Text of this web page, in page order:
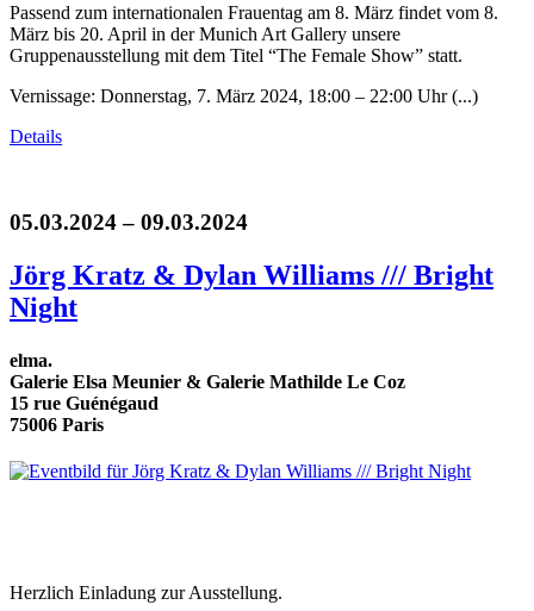
Passend zum internationalen Frauentag am 8. März findet vom 8.
März bis 20. April in der Munich Art Gallery unsere
Gruppenausstellung mit dem Titel “The Female Show” statt.
Vernissage: Donnerstag, 7. März 2024, 18:00 – 22:00 Uhr (...)
Details
05.03.2024 – 09.03.2024
Jörg Kratz & Dylan Williams /// Bright
Night
elma.
Galerie Elsa Meunier & Galerie Mathilde Le Coz
15 rue Guénégaud
75006 Paris
Herzlich Einladung zur Ausstellung.